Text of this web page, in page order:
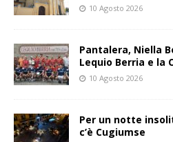
10 Agosto 2026
Pantalera, Niella
Lequio Berria e la
10 Agosto 2026
Per un notte
c’è Cugiumse